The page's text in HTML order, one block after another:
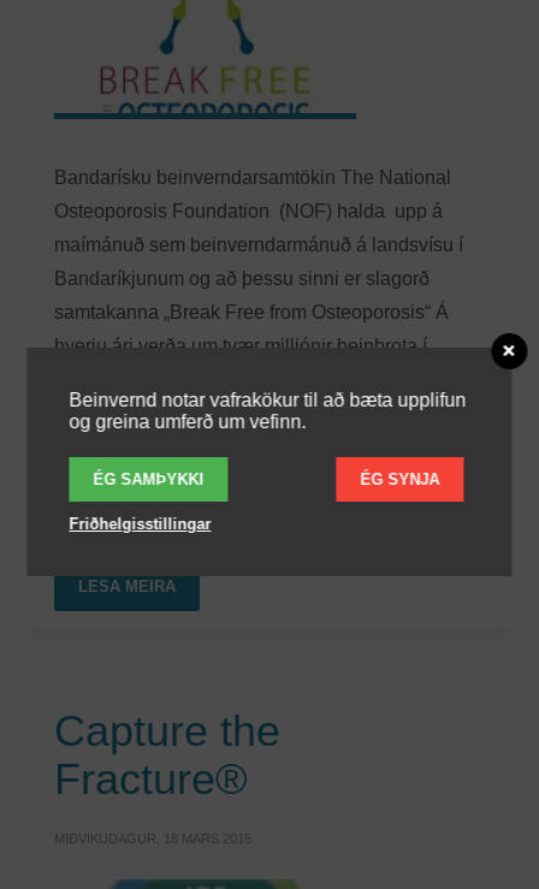
Bandarísku beinverndarsamtökin The National
Osteoporosis Foundation (NOF) halda upp á
maímánuð sem beinverndarmánuð á landsvísu í
Bandaríkjunum og að þessu sinni er slagorð
samtakanna „Break Free from Osteoporosis“ Á
hverju ári verða um tvær milljónir beinbrota í
öðrum heimshlutum höfðu fáir af þeim sem
BEINÞYNNING EDUCATION FRÆÐSLA
LESA MEIRA
Capture the
Fracture®
MIÐVIKUDAGUR, 18 MARS 2015
Beinvernd notar vafrakökur til að bæta upplifun
og greina umferð um vefinn.
ÉG SAMÞYKKI ÉG SYNJA
Friðhelgisstillingar